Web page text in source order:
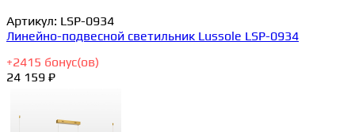
Артикул: LSP-0934
Линейно-подвесной светильник Lussole LSP-0934
+2415 бонус(ов)
24 159 ₽